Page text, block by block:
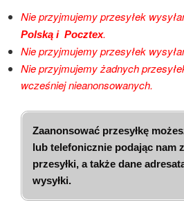
Nie przyjmujemy przesyłek
Polską i Pocztex.
Nie przyjmujemy przesyłek
Nie przyjmujemy żadnych
wcześniej nieanonsowanych.
Zaanonsować przesyłkę
lub telefonicznie podając nam
przesyłki, a także dane
wysyłki.